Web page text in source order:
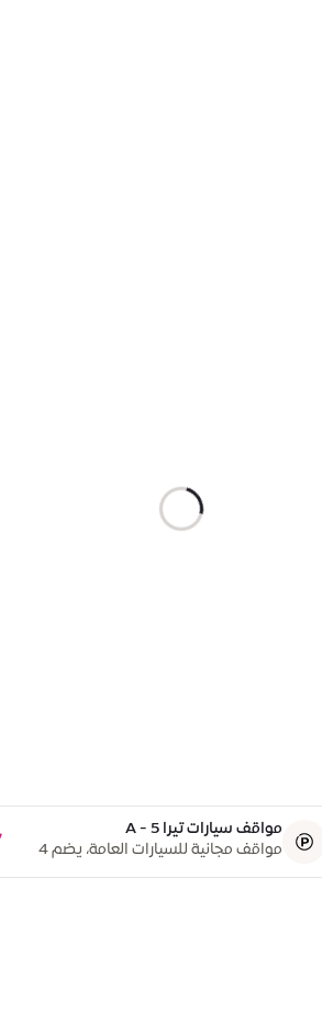
مواقف سيارات تيرا A - 5
مواقف مجانية للسيارات العامة، يضم 4
مواقف مخصصة لذوي أصحاب الهمم